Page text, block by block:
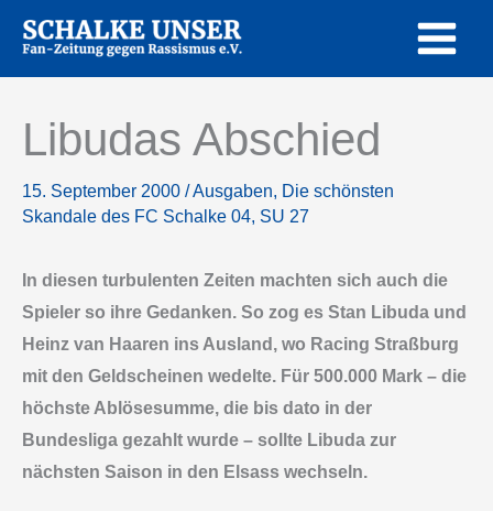
Inhalt
springen
Libudas Abschied
15. September 2000 /Ausgaben, Die schönsten
Skandale des FC Schalke 04, SU 27
In diesen turbulenten Zeiten machten sich auch die
Spieler so ihre Gedanken. So zog es Stan Libuda und
Heinz van Haaren ins Ausland, wo Racing Straßburg
mit den Geldscheinen wedelte. Für 500.000 Mark – die
höchste Ablösesumme, die bis dato in der
Bundesliga gezahlt wurde – sollte Libuda zur
nächsten Saison in den Elsass wechseln.